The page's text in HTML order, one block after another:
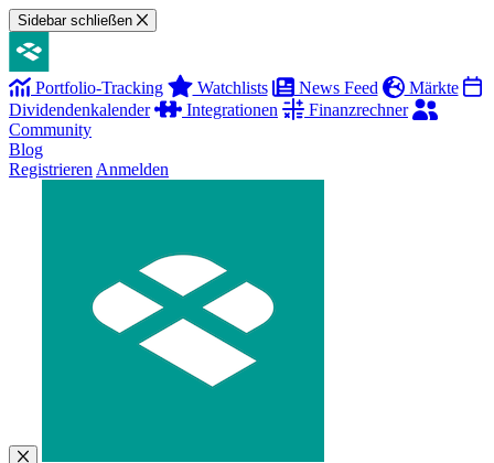
Sidebar schließen
Portfolio-Tracking Watchlists News Feed
Märkte
Dividendenkalender
Integrationen
Finanzrechner
Community
Blog
Registrieren Anmelden